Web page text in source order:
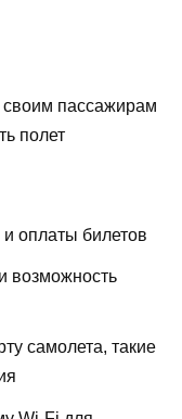
пассажирам
полет
оплаты билетов
возможность
самолета, такие